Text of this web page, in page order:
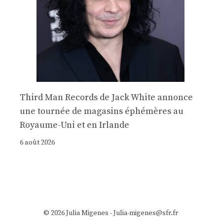
Third Man Records de Jack White annonce
une tournée de magasins éphémères au
Royaume-Uni et en Irlande
6 août 2026
© 2026 Julia Migenes - Julia-migenes@sfr.fr